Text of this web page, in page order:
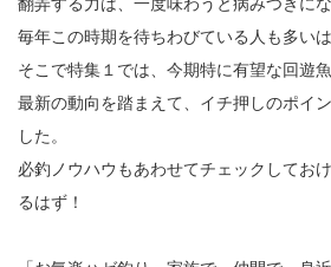
毎年この時期を待ちわびている人も多いは
そこで特集１では、今期特に有望な回遊
最新の動向を踏まえて、イチ押しのポイ
した。
必釣ノウハウもあわせてチェックしてお
るはず！